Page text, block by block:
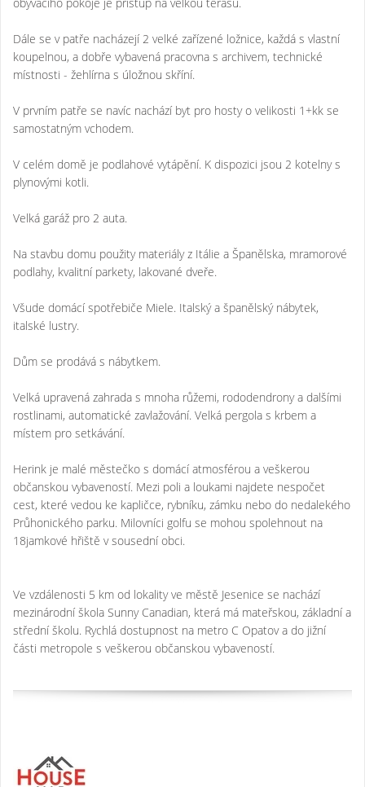
Dále se v patře nacházejí 2 velké zařízené ložnice, každá s vlastní
koupelnou, a dobře vybavená pracovna s archivem, technické
místnosti - žehlírna s úložnou skříní.
V prvním patře se navíc nachází byt pro hosty o velikosti 1+kk se
samostatným vchodem.
V celém domě je podlahové vytápění. K dispozici jsou 2 kotelny s
plynovými kotli.
Velká garáž pro 2 auta.
Na stavbu domu použity materiály z Itálie a Španělska, mramorové
podlahy, kvalitní parkety, lakované dveře.
Všude domácí spotřebiče Miele. Italský a španělský nábytek,
italské lustry.
Dům se prodává s nábytkem.
Velká upravená zahrada s mnoha růžemi, rododendrony a dalšími
rostlinami, automatické zavlažování. Velká pergola s krbem a
místem pro setkávání.
Herink je malé městečko s domácí atmosférou a veškerou
občanskou vybaveností. Mezi poli a loukami najdete nespočet
cest, které vedou ke kapličce, rybníku, zámku nebo do nedalekého
Průhonického parku. Milovníci golfu se mohou spolehnout na
18jamkové hřiště v sousední obci.
Ve vzdálenosti 5 km od lokality ve městě Jesenice se nachází
mezinárodní škola Sunny Canadian, která má mateřskou, základní a
střední školu. Rychlá dostupnost na metro C Opatov a do jižní
části metropole s veškerou občanskou vybaveností.